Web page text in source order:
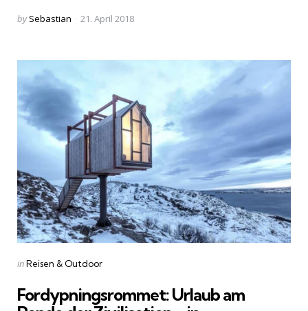
Posted
by Sebastian 21. April 2018
Categories
Posted
inReisen & Outdoor
Fordypningsrommet: Urlaub am